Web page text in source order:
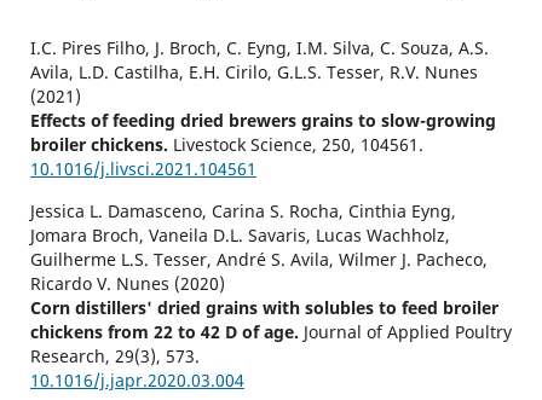
I.C. Pires Filho, J. Broch, C. Eyng, I.M. Silva, C. Souza, A.S.
Avila, L.D. Castilha, E.H. Cirilo, G.L.S. Tesser, R.V. Nunes
(2021)
Effects of feeding dried brewers grains to slow-growing
broiler chickens. Livestock Science, 250, 104561.
10.1016/j.livsci.2021.104561
Jessica L. Damasceno, Carina S. Rocha, Cinthia Eyng,
Jomara Broch, Vaneila D.L. Savaris, Lucas Wachholz,
Guilherme L.S. Tesser, André S. Avila, Wilmer J. Pacheco,
Ricardo V. Nunes (2020)
Corn distillers' dried grains with solubles to feed broiler
chickens from 22 to 42 D of age. Journal of Applied Poultry
Research, 29(3), 573.
10.1016/j.japr.2020.03.004